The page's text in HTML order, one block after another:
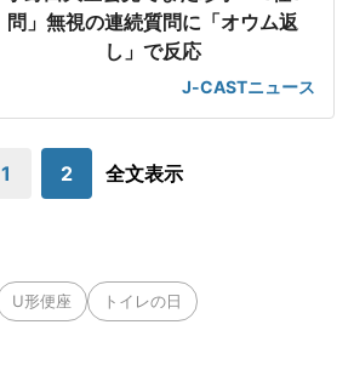
問」無視の連続質問に「オウム返
し」で反応
J-CASTニュース
1 2 全文表示
U形便座 トイレの日